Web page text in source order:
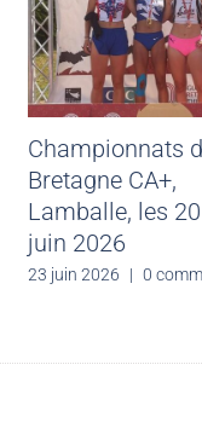
Championnats
Bretagne CA+,
Lamballe, les
juin 2026
23 juin 2026 | 0